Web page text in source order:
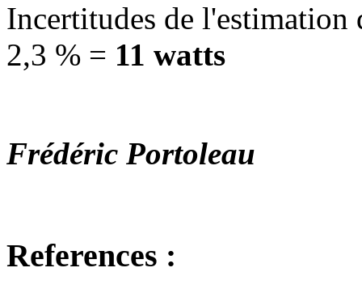
Incertitudes de l'estimation
2,3 % = 11 watts
Frédéric Portoleau
References :